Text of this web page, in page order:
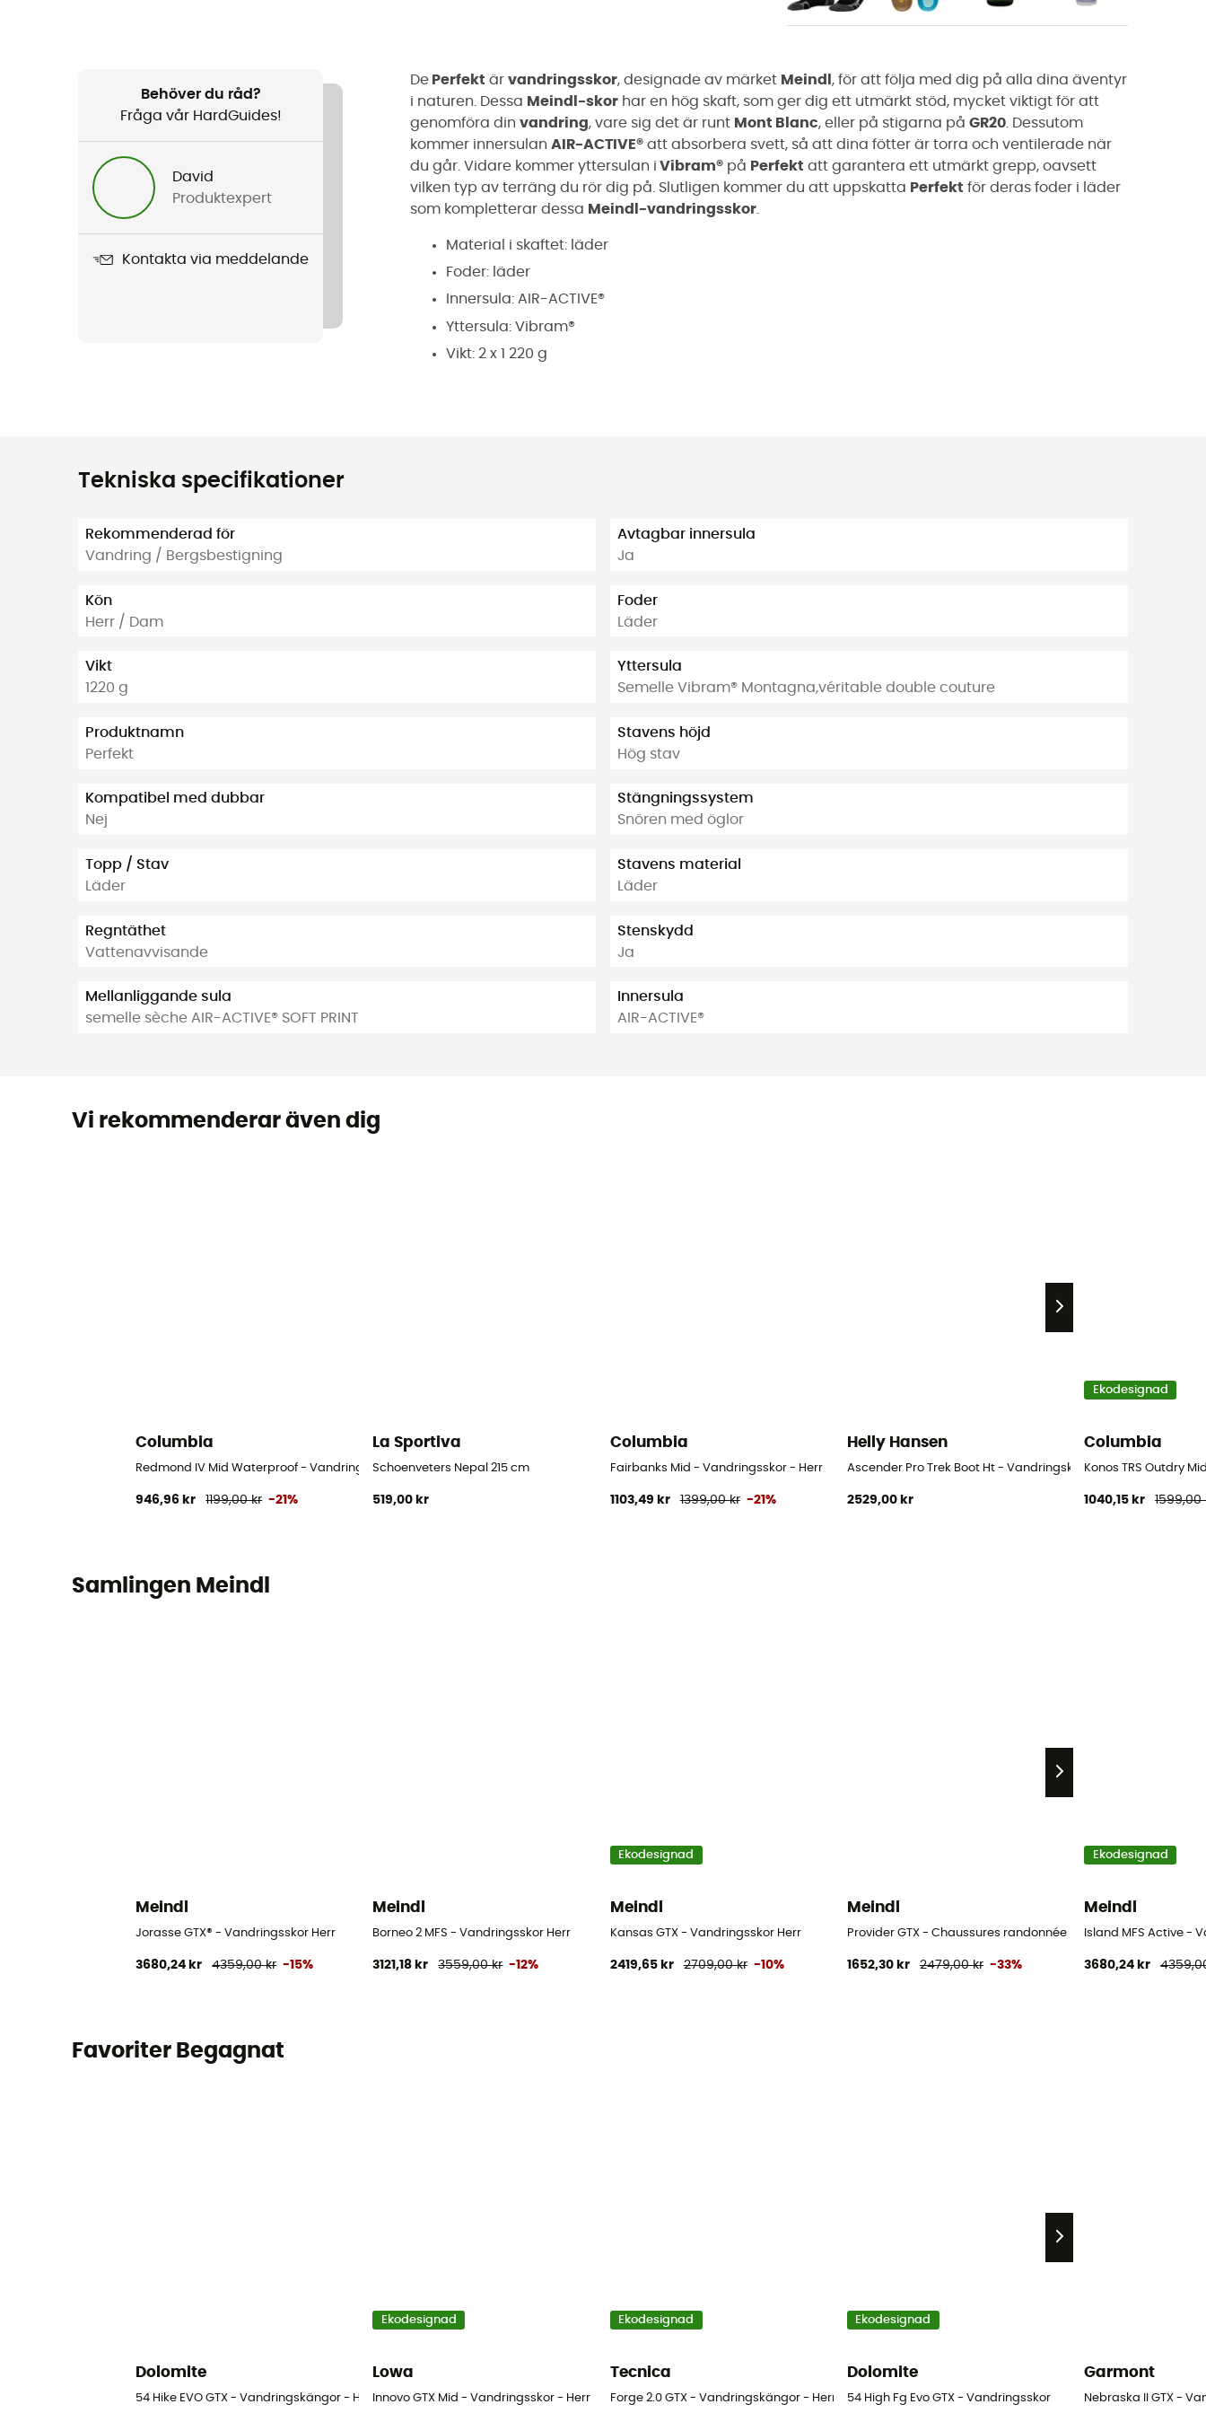
Behöver du råd?
Fråga vår HardGuides!
David
Produktexpert
Kontakta via meddelande
De Perfekt är vandringsskor, designade av märket Meindl , för att följa med dig på alla dina äventyr
i naturen . Dessa Meindl-skor har en hög skaft, som ger dig ett utmärkt stöd, mycket viktigt för att
genomföra din vandring, vare sig det är runt Mont Blanc, eller på stigarna på GR20 . Dessutom
kommer innersulan AIR-ACTIVE® att absorbera svett, så att dina fötter är torra och ventilerade när
du går. Vidare kommer yttersulan i Vibram® på Perfekt att garantera ett utmärkt grepp, oavsett
vilken typ av terräng du rör dig på . Slutligen kommer du att uppskatta Perfekt för deras foder i läder
som kompletterar dessa Meindl-vandringsskor
Material i skaftet: läder
Foder: läder
Innersula: AIR-ACTIVE®
Yttersula: Vibram®
Vikt: 2 x 1 220 g
Tekniska specifikationer
Rekommenderad för
Vandring / Bergsbestigning
Kön
Herr / Dam
Vikt
1220 g
Produktnamn
Perfekt
Kompatibel med dubbar
Nej
Topp / Stav
Läder
Regntäthet
Vattenavvisande
Mellanliggande sula
semelle sèche AIR-ACTIVE® SOFT PRINT
Avtagbar innersula
Ja
Foder
Läder
Yttersula
Semelle Vibram® Montagna,véritable double couture
Stavens höjd
Hög stav
Stängningssystem
Snören med öglor
Stavens material
Läder
Stenskydd
Ja
Innersula
AIR-ACTIVE®
Vi rekommenderar även dig
Columbia
Redmond IV Mid Waterproof - Vandringsskor - Herr
946,96 kr 1199,00 kr -21%
La Sportiva
Schoenveters Nepal 215 cm
519,00 kr
Columbia
Fairbanks Mid - Vandringsskor - Herr
1103,49 kr 1399,00 kr -21%
Helly Hansen
Ascender Pro Trek Boot Ht - Vandringskängor - Herr
2529,00 kr
Ekodesignad
Columbia
Konos TRS Outdry
1040,15 kr 1599,00
Samlingen Meindl
Meindl
Jorasse GTX® - Vandringsskor Herr
3680,24 kr 4359,00 kr -15%
Meindl
Borneo 2 MFS - Vandringsskor Herr
3121,18 kr 3559,00 kr -12%
Ekodesignad
Meindl
Kansas GTX - Vandringsskor Herr
2419,65 kr 2709,00 kr -10%
Meindl
Provider GTX - Chaussures randonnée
1652,30 kr 2479,00 kr -33%
Ekodesignad
Meindl
Island MFS Active -
3680,24 kr
Favoriter Begagnat
Dolomite
54 Hike EVO GTX - Vandringskängor - Herr
Ekodesignad
Lowa
Innovo GTX Mid - Vandringsskor - Herr
Ekodesignad
Tecnica
Forge 2.0 GTX - Vandringskängor - Herr
Ekodesignad
Dolomite
54 High Fg Evo GTX - Vandringsskor
Garmont
Nebraska II GTX -